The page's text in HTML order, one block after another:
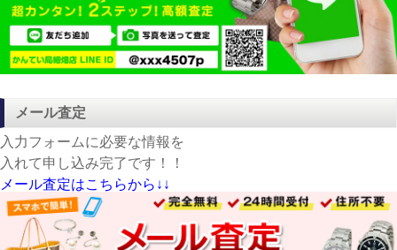
メール査定
入力フォームに必要な情報を
入れて申し込み完了です！！
メール査定はこちらから↓↓